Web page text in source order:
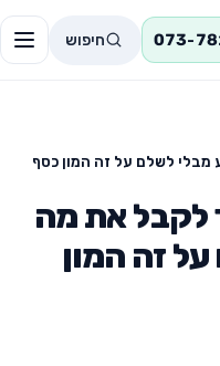
073- חיפוש
מבלי לשלם על זה המון כסף
לקבל את מה
זה המון